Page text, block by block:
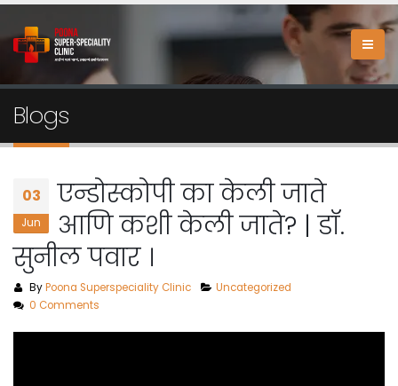
Blogs
03
Jun
एन्डोस्कोपी का केली जाते
आणि कशी केली जाते? | डॉ.
सुनील पवार ।
ByPoona Superspeciality Clinic
Uncategorized
0 Comments